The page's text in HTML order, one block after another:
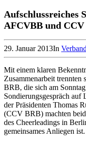
Aufschlussreiches
AFCVBB und CCV
29. Januar 2013In Verband
Mit einem klaren
Zusammenarbeit
BRB, die sich am
Sondierungsgespräch auf
der Präsidenten Thomas
(CCV BRB) machten
des Cheerleadings in
gemeinsames Anliegen ist.